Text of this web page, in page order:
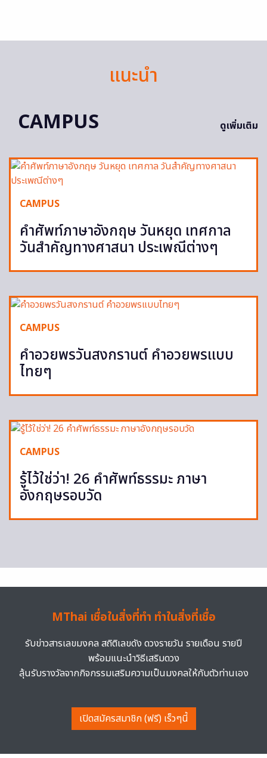
แนะนำ
CAMPUS
ดูเพิ่มเติม
CAMPUS
คำศัพท์ภาษาอังกฤษ วันหยุด เทศกาล
วันสำคัญทางศาสนา ประเพณีต่างๆ
CAMPUS
คำอวยพรวันสงกรานต์ คำอวยพรแบบ
ไทยๆ
CAMPUS
รู้ไว้ใช่ว่า! 26 คำศัพท์ธรรมะ ภาษา
อังกฤษรอบวัด
MThai เชื่อในสิ่งที่ทำ ทำในสิ่งที่เชื่อ
รับข่าวสารเลขมงคล สถิติเลขดัง ดวงรายวัน รายเดือน รายปี
พร้อมแนะนำวิธีเสริมดวง
ลุ้นรับรางวัลจากกิจกรรมเสริมความเป็นมงคลให้กับตัวท่านเอง
เปิดสมัครสมาชิก (ฟรี) เร็วๆนี้